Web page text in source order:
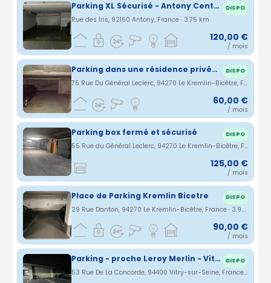
Parking XL Sécurisé - Antony Centre - RER B & C DISPO
Rue des Iris, 92160 Antony, France · 3.75 km
120,00 €
/ mois
Parking dans une résidence privée Kremlin Bicêtre pour voiture et 2 roues DISPO
75 Rue Du Général Leclerc, 94270 Le Kremlin-Bicêtre, France · 3.83 km
60,00 €
/ mois
Parking box fermé et sécurisé DISPO
55 Rue du Général Leclerc, 94270 Le Kremlin-Bicêtre, France · 3.96 km
125,00 €
/ mois
Place de Parking Kremlin Bicetre DISPO
29 Rue Danton, 94270 Le Kremlin-Bicêtre, France · 3.98 km
90,00 €
/ mois
Parking - proche Leroy Merlin - Vitry DISPO
53 Rue De La Concorde, 94400 Vitry-sur-Seine, France · 4.03 km